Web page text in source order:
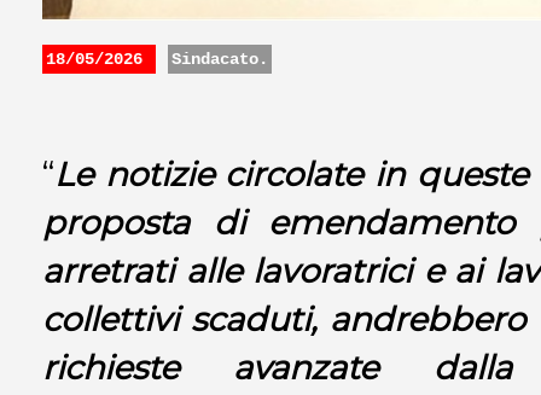
18/05/2026 Sindacato.
“Le notizie circolate in
proposta di emendamento
arretrati alle lavoratrici e ai
collettivi scaduti, andrebbero
richieste avanzate